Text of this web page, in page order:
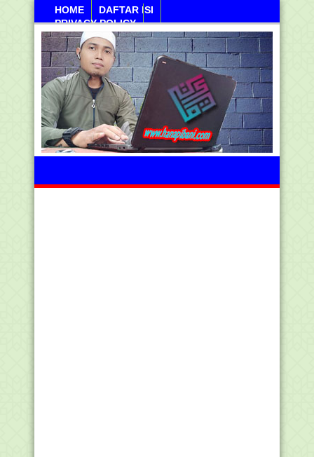
HOME
DAFTAR ISI
PRIVACY POLICY
Sabtu, 08 Agustus 2026